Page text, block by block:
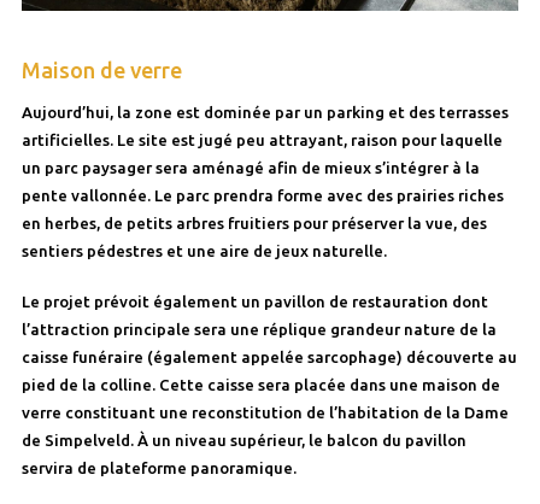
Maison de verre
Aujourd’hui, la zone est dominée par un parking et des terrasses
artificielles. Le site est jugé peu attrayant, raison pour laquelle
un parc paysager sera aménagé afin de mieux s’intégrer à la
pente vallonnée. Le parc prendra forme avec des prairies riches
en herbes, de petits arbres fruitiers pour préserver la vue, des
sentiers pédestres et une aire de jeux naturelle.
Le projet prévoit également un pavillon de restauration dont
l’attraction principale sera une réplique grandeur nature de la
caisse funéraire (également appelée sarcophage) découverte au
pied de la colline. Cette caisse sera placée dans une maison de
verre constituant une reconstitution de l’habitation de la Dame
de Simpelveld. À un niveau supérieur, le balcon du pavillon
servira de plateforme panoramique.